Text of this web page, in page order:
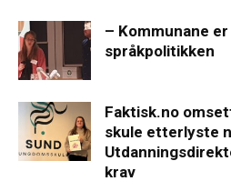
– Kommunane
språkpolitikken
Faktisk.no
skule etterlyste
krav